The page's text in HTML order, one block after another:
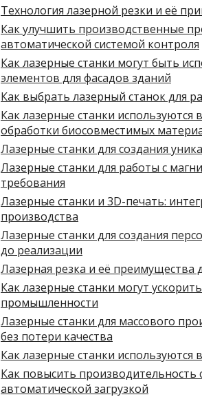
Технология лазерной резки и её
Как улучшить производственные
автоматической системой контроля
Как лазерные станки могут быть
элементов для фасадов зданий
Как выбрать лазерный станок для
Как лазерные станки
обработки биосовместимых
Лазерные станки для создания
Лазерные станки для работы с
требования
Лазерные станки и 3D-печать:
производства
Лазерные станки для создания
до реализации
Лазерная резка и её преимущества
Как лазерные станки могут
промышленности
Лазерные станки для массового
без потери качества
Как лазерные станки используются
Как повысить
автоматической загрузкой